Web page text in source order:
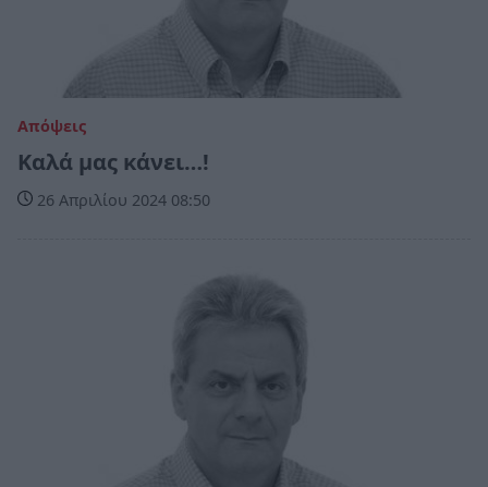
Απόψεις
Καλά μας κάνει…!
26 Απριλίου 2024 08:50